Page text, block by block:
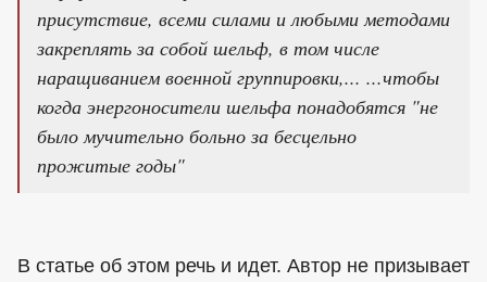
присутствие, всеми силами и любыми методами
закреплять за собой шельф, в том числе
наращиванием военной группировки,... ...чтобы
когда энергоносители шельфа понадобятся "не
было мучительно больно за бесцельно
прожитые годы"
В статье об этом речь и идет. Автор не призывает